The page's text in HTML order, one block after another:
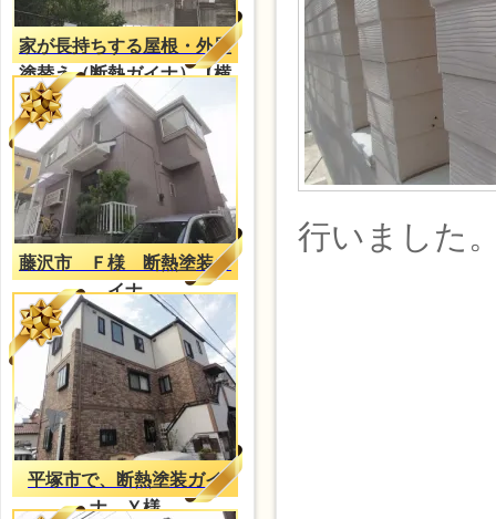
家が長持ちする屋根・外壁
塗替え（断熱ガイナ）【横
浜施工事例】
藤沢市 Ｆ様 断熱塗装ガ
イナ
平塚市で、断熱塗装ガイ
ナ Ｙ様
行いました